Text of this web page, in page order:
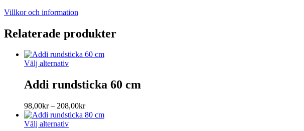
Villkor och information
Relaterade produkter
Välj alternativDen
produkten
har
varianter.
De
olika
Addi rundsticka 60 cm
98,00kr – 208,00krPrisintervall:
98,00kr
Välj alternativDen